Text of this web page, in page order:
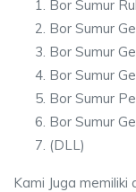
Bor Sumur
Bor Sumur
Bor Sumur
Bor Sumur
Bor Sumur
Bor Sumur
(DLL)
Kami Juga